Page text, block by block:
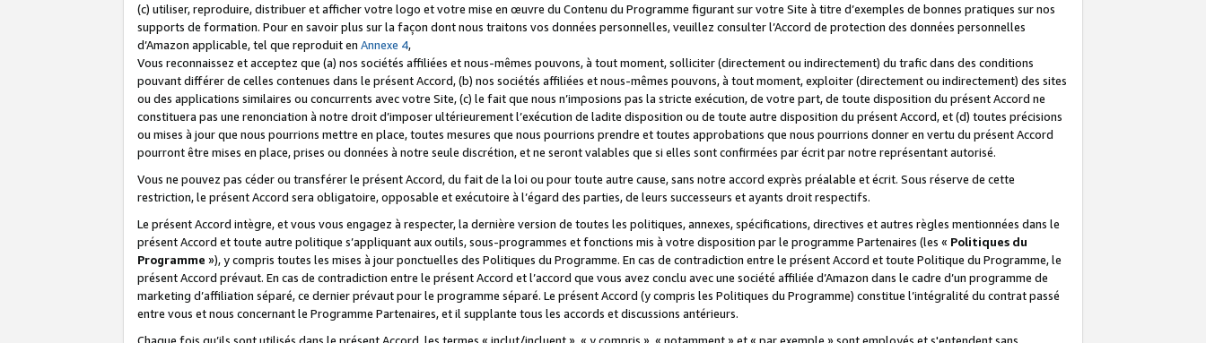
(c) utiliser, reproduire, distribuer et afficher votre logo et votre mise en œuvre du Contenu du Programme figurant sur votre Site à titre d’exemples de bonnes pratiques sur nos
supports de formation. Pour en savoir plus sur la façon dont nous traitons vos données personnelles, veuillez consulter l’Accord de protection des données personnelles
d’Amazon applicable, tel que reproduit en Annexe 4,
Vous reconnaissez et acceptez que (a) nos sociétés affiliées et nous-mêmes pouvons, à tout moment, solliciter (directement ou indirectement) du trafic dans des conditions
pouvant différer de celles contenues dans le présent Accord, (b) nos sociétés affiliées et nous-mêmes pouvons, à tout moment, exploiter (directement ou indirectement) des sites
ou des applications similaires ou concurrents avec votre Site, (c) le fait que nous n’imposions pas la stricte exécution, de votre part, de toute disposition du présent Accord ne
constituera pas une renonciation à notre droit d’imposer ultérieurement l’exécution de ladite disposition ou de toute autre disposition du présent Accord, et (d) toutes précisions
ou mises à jour que nous pourrions mettre en place, toutes mesures que nous pourrions prendre et toutes approbations que nous pourrions donner en vertu du présent Accord
pourront être mises en place, prises ou données à notre seule discrétion, et ne seront valables que si elles sont confirmées par écrit par notre représentant autorisé.
Vous ne pouvez pas céder ou transférer le présent Accord, du fait de la loi ou pour toute autre cause, sans notre accord exprès préalable et écrit. Sous réserve de cette
restriction, le présent Accord sera obligatoire, opposable et exécutoire à l’égard des parties, de leurs successeurs et ayants droit respectifs.
Le présent Accord intègre, et vous vous engagez à respecter, la dernière version de toutes les politiques, annexes, spécifications, directives et autres règles mentionnées dans le
présent Accord et toute autre politique s’appliquant aux outils, sous-programmes et fonctions mis à votre disposition par le programme Partenaires (les « Politiques du
Programme »), y compris toutes les mises à jour ponctuelles des Politiques du Programme. En cas de contradiction entre le présent Accord et toute Politique du Programme, le
présent Accord prévaut. En cas de contradiction entre le présent Accord et l’accord que vous avez conclu avec une société affiliée d’Amazon dans le cadre d’un programme de
marketing d’affiliation séparé, ce dernier prévaut pour le programme séparé. Le présent Accord (y compris les Politiques du Programme) constitue l’intégralité du contrat passé
entre vous et nous concernant le Programme Partenaires, et il supplante tous les accords et discussions antérieurs.